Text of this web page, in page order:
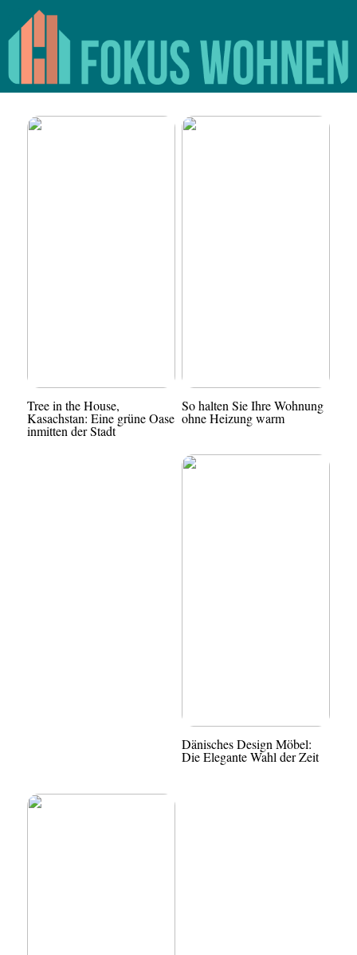
Tree in the House,
Kasachstan: Eine grüne Oase
inmitten der Stadt
So halten Sie Ihre Wohnung
ohne Heizung warm
Dänisches Design Möbel:
Die Elegante Wahl der Zeit